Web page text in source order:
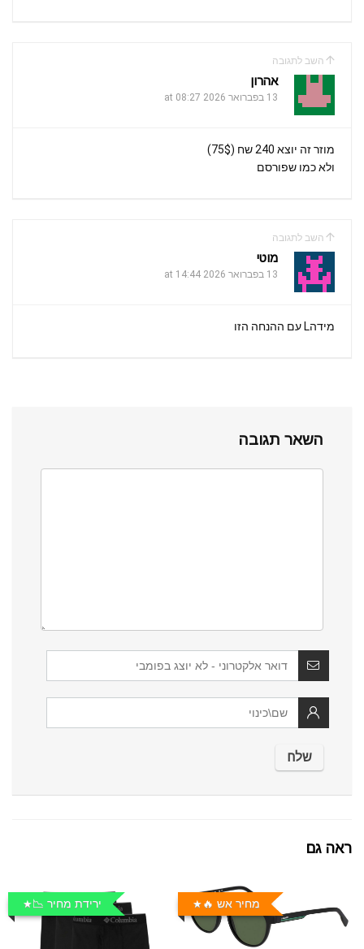
השב לתגובה
אהרון
13 בפברואר 2026 at 08:27
מוזר זה יוצא 240 שח (75$)
ולא כמו שפורסם
השב לתגובה
מוטי
13 בפברואר 2026 at 14:44
מידהL עם ההנחה הזו
השאר תגובה
ראה גם
מחיר אש 🔥 ירידת מחיר 📉